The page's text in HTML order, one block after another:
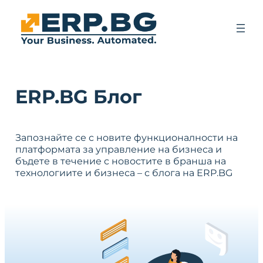
ERP.BG Блог
Запознайте се с новите функционалности на
платформата за управление на бизнеса и
бъдете в течение с новостите в бранша на
технологиите и бизнеса – с блога на ERP.BG